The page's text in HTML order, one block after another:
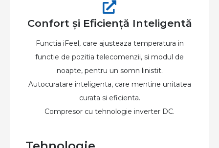
Confort și Eficiență Inteligentă
Functia iFeel, care ajusteaza temperatura in
functie de pozitia telecomenzii, si modul de
noapte, pentru un somn linistit.
Autocuratare inteligenta, care mentine unitatea
curata si eficienta.
Compresor cu tehnologie inverter DC.